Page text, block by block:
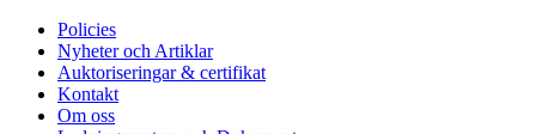
Policies
Nyheter och Artiklar
Auktoriseringar & certifikat
Kontakt
Om oss